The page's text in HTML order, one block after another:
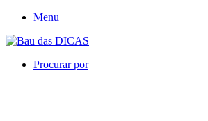
Menu
Procurar por